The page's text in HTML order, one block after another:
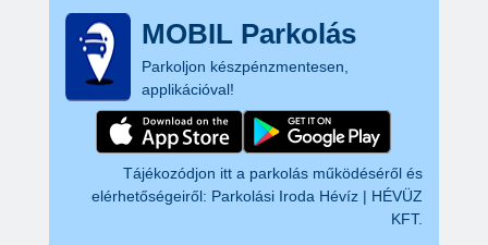
MOBIL Parkolás
Parkoljon készpénzmentesen,
applikációval!
Tájékozódjon itt a parkolás működéséről és
elérhetőségeiről: Parkolási Iroda Hévíz | HÉVÜZ
KFT.